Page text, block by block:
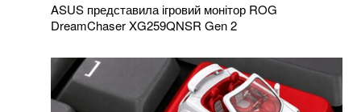
ASUS представила ігровий монітор ROG
DreamChaser XG259QNSR Gen 2